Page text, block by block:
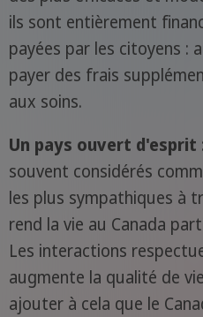
ils sont entièrement
payées par les citoyens :
payer des frais
aux soins.
Un pays ouvert d'esprit
souvent considérés
les plus sympathiques à
rend la vie au Canada
Les interactions
augmente la qualité de
ajouter à cela que le